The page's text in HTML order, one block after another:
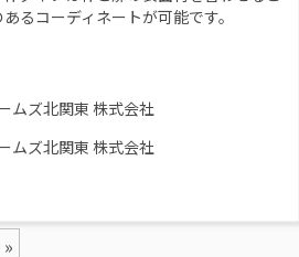
るコーディネートが可能です。
ズ北関東 株式会社
ズ北関東 株式会社
»